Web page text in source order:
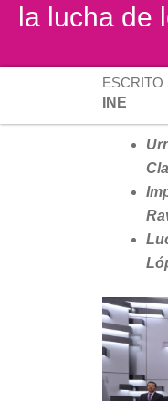
la lucha de
ESCRITO
INE